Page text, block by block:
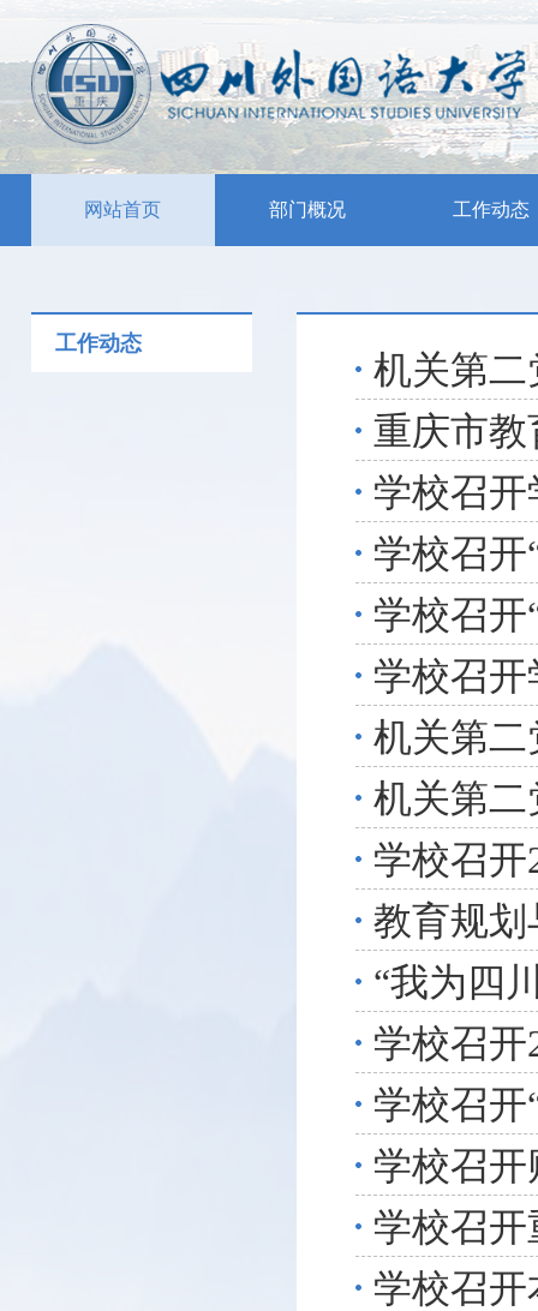
网站首页 部门概况 工作动态
工作动态
学校召
学校召开
学校召开
学校召
机关第
教育规划
学校召开
学校召
学校召
学校召